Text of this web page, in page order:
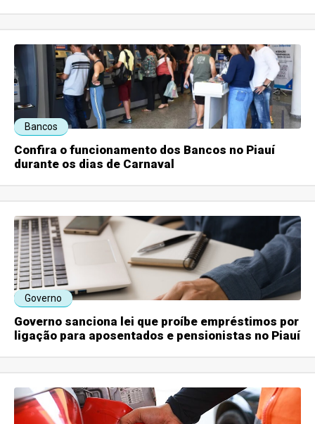
Bancos
Confira o funcionamento dos Bancos no Piauí
durante os dias de Carnaval
Governo
Governo sanciona lei que proíbe empréstimos por
ligação para aposentados e pensionistas no Piauí